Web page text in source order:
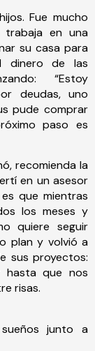
Fue mucho
trabaja en una
su casa para
de las
“Estoy
deudas, uno
pude comprar
paso es
recomienda la
en un asesor
que mientras
los meses y
quiere seguir
plan y volvió a
sus proyectos:
hasta que nos
risas.
junto a